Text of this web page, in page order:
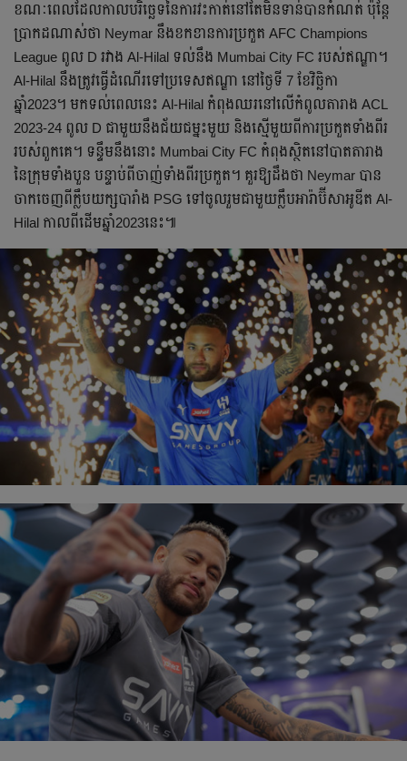
ខណៈពេលដែលកាលបរិច្ឆេទនៃការវះកាត់នៅតែមិនទាន់បានកំណត់ ប៉ុន្តែ
ប្រាកដណាស់ថា Neymar នឹងខកខានការប្រកួត AFC Champions
League ពូល D រវាង Al-Hilal ទល់នឹង Mumbai City FC របស់ឥណ្ឌា។
Al-Hilal នឹងត្រូវធ្វើដំណើរទៅប្រទេសឥណ្ឌា នៅថ្ងៃទី 7 ខែវិច្ឆិកា
ឆ្នាំ2023។ មកទល់ពេលនេះ Al-Hilal កំពុងឈរនៅលើកំពូលតារាង ACL
2023-24 ពូល D ជាមួយនឹងជ័យជម្នះមួយ និងស្មើមួយពីការប្រកួតទាំងពីរ
របស់ពួកគេ។ ទន្ទឹមនឹងនោះ Mumbai City FC កំពុងស្ថិតនៅបាតតារាង
នៃក្រុមទាំងបួន បន្ទាប់ពីចាញ់ទាំងពីរប្រកួត។ គួរឱ្យដឹងថា Neymar បាន
ចាកចេញពីក្លឹបយក្សបារាំង PSG ទៅចូលរួមជាមួយក្លឹបអារ៉ាប៊ីសាអូឌីត Al-
Hilal កាលពីដើមឆ្នាំ2023នេះ៕